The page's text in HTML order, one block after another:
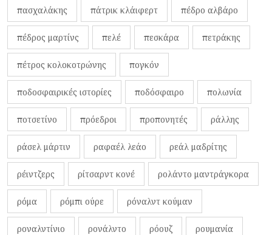
πασχαλάκης πάτρικ κλάιφερτ πέδρο αλβάρο
πέδρος μαρτίνς πελέ πεσκάρα πετράκης
πέτρος κολοκοτρώνης πογκόν
ποδοσφαιρικές ιστορίες ποδόσφαιρο πολωνία
ποτσετίνο πρόεδροι προπονητές ράλλης
ράσελ μάρτιν ραφαέλ λεάο ρεάλ μαδρίτης
ρέιντζερς ρίτσαρντ κονέ ρολάντο μαντράγκορα
ρόμα ρόμπι ούρε ρόναλντ κούμαν
ροναλντίνιο ρονάλντο ρόουζ ρουμανία